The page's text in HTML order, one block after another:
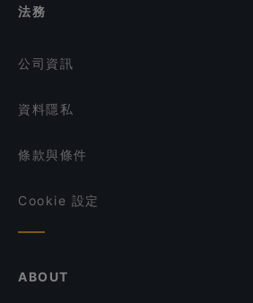
法務
公司資訊
資料隱私
條款與條件
Cookie 設定
ABOUT